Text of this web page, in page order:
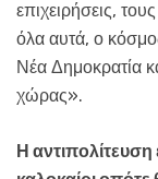
επιχειρήσεις,
όλα αυτά, ο
Νέα Δημοκρατία
χώρας».
Η αντιπολίτευση